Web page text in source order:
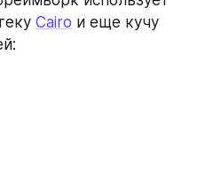
Cairo и еще кучу